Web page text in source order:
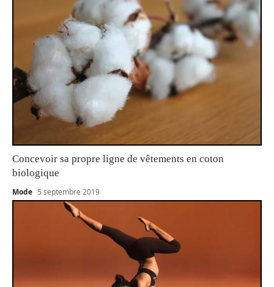
Concevoir sa propre ligne de vêtements en coton
biologique
Mode 5 septembre 2019